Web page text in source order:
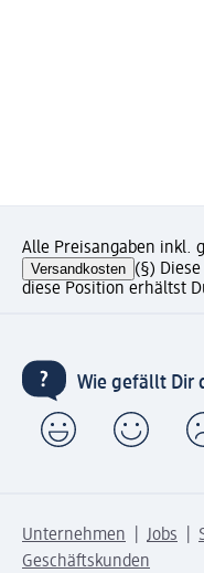
Alle Preisangaben inkl.
Versandkosten (§)
diese Position erhältst
Wie gefällt Dir
Unternehmen Jobs
Geschäftskunden